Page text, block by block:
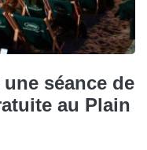
séance de
au Plain